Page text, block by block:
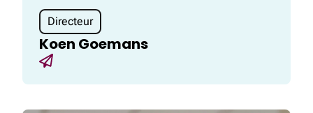
Directeur
Koen Goemans